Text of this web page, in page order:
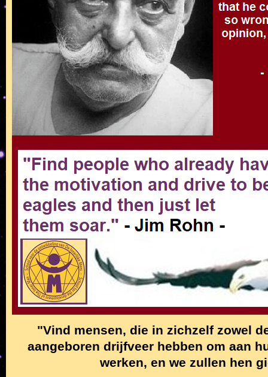
"Vind mensen, die in zichzelf zowel
aangeboren drijfveer hebben om aan
werken, en we zullen hen